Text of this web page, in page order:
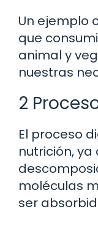
Un ejemplo
que
animal y
nuestras
2
El proceso
nutrición,
moléculas
ser